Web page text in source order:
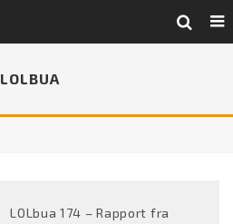
LOLBUA
LOLbua 174 – Rapport fra